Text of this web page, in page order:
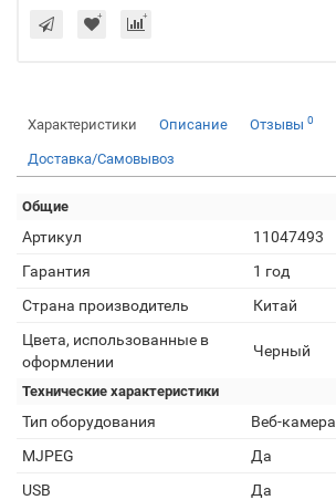
Характеристики Описание Отзывы 0
Доставка/Самовывоз
Общие
Артикул
11047493
Гарантия
1 год
Страна производитель
Китай
Цвета, использованные в
оформлении
Черный
Технические характеристики
Тип оборудования
Веб-камера
MJPEG
Да
USB
Да